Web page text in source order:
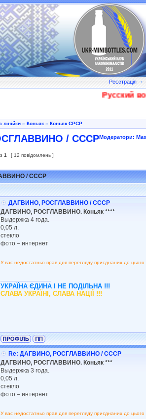
Реєстрація •
Русский
лінійки » Коньяк » Коньяк СРСР
/ СССРМодератори:
з 1
[ 12 повідомлень ]
/ СССР
ДАГВИНО, РОСГЛАВВИНО / СССР
ДАГВИНО, РОСГЛАВВИНО. Коньяк ****
Выдержка 4 года.
0,05 л.
стекло
фото – интернет
У вас недостатньо прав для перегляду приєднаних до цього
УКРАЇНА ЄДИНА І НЕ ПОДІЛЬНА !!!
СЛАВА УКРАЇНІ, СЛАВА НАЦІЇ !!!
Re: ДАГВИНО, РОСГЛАВВИНО / СССР
ДАГВИНО, РОСГЛАВВИНО. Коньяк ***
Выдержка 3 года.
0,05 л.
стекло
фото – интернет
У вас недостатньо прав для перегляду приєднаних до цього